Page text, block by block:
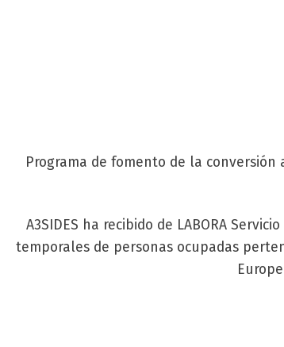
Programa de fomento de la
A3SIDES ha recibido de LABORA
temporales de personas ocupadas